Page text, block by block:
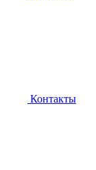
Контакты